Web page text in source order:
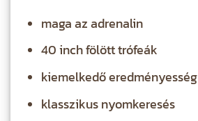
maga az adrenalin
40 inch fölött trófeák
kiemelkedő eredményesség
klasszikus nyomkeresés